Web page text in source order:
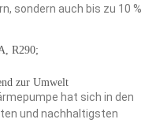
sondern auch bis zu 10 %
zur Umwelt
hat sich in den
und nachhaltigsten